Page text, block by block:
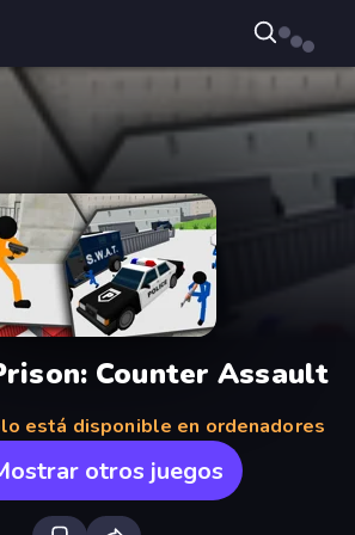
Counter Assault
está disponible en ordenadores
otros juegos